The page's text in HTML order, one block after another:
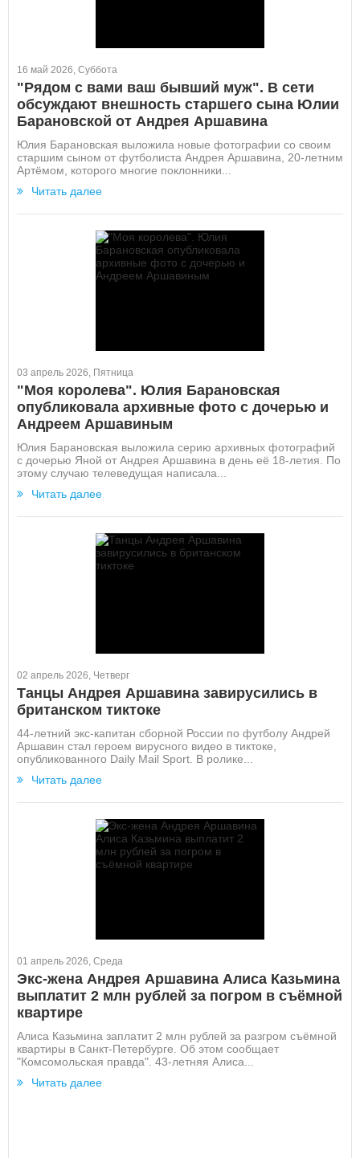
16 май 2026, Суббота
"Рядом с вами ваш бывший муж". В сети
обсуждают внешность старшего сына Юлии
Барановской от Андрея Аршавина
Юлия Барановская выложила новые фотографии со своим
старшим сыном от футболиста Андрея Аршавина, 20-летним
Артёмом, которого многие поклонники...
Читать далее
03 апрель 2026, Пятница
"Моя королева". Юлия Барановская
опубликовала архивные фото с дочерью и
Андреем Аршавиным
Юлия Барановская выложила серию архивных фотографий
с дочерью Яной от Андрея Аршавина в день её 18-летия. По
этому случаю телеведущая написала...
Читать далее
02 апрель 2026, Четверг
Танцы Андрея Аршавина завирусились в
британском тиктоке
44-летний экс-капитан сборной России по футболу Андрей
Аршавин стал героем вирусного видео в тиктоке,
опубликованного Daily Mail Sport. В ролике...
Читать далее
01 апрель 2026, Среда
Экс-жена Андрея Аршавина Алиса Казьмина
выплатит 2 млн рублей за погром в съёмной
квартире
Алиса Казьмина заплатит 2 млн рублей за разгром съёмной
квартиры в Санкт-Петербурге. Об этом сообщает
"Комсомольская правда". 43-летняя Алиса...
Читать далее